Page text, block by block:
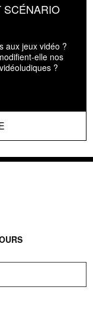
SCÉNARIO
aux jeux vidéo ?
elle nos
?